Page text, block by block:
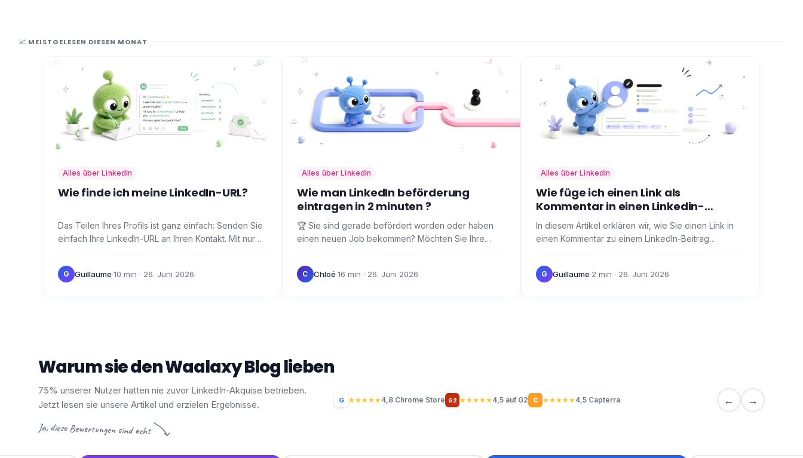
📈 MEISTGELESEN DIESEN MONAT
Alles über LinkedIn
Wie finde ich meine LinkedIn-URL?
Das Teilen Ihres Profils ist ganz einfach: Senden Sie
einfach Ihre LinkedIn-URL an Ihren Kontakt. Mit nur
G Guillaume·10 min · 26. Juni 2026
Alles über LinkedIn
Wie man LinkedIn beförderung
eintragen in 2 minuten ?
🏆 Sie sind gerade befördert worden oder haben
einen neuen Job bekommen? Möchten Sie Ihre
LinkedIn beförderung…
C Chloé·16 min · 26. Juni 2026
Alles über LinkedIn
Wie füge ich einen Link als
Kommentar in einen Linkedin-
Beitrag ein?
In diesem Artikel erklären wir, wie Sie einen Link in
einen Kommentar zu einem LinkedIn-Beitrag
"Kommentar…
G Guillaume·2 min · 26. Juni 2026
Warum sie den Waalaxy Blog lieben
75% unserer Nutzer hatten nie zuvor LinkedIn-Akquise betrieben.
Jetzt lesen sie unsere Artikel und erzielen Ergebnisse.
G ★★★★★4,8 Chrome Store G2 ★★★★★4,5 auf G2 C ★★★★★4,5 Capterra ← →
Ja, diese Bewertungen sind echt